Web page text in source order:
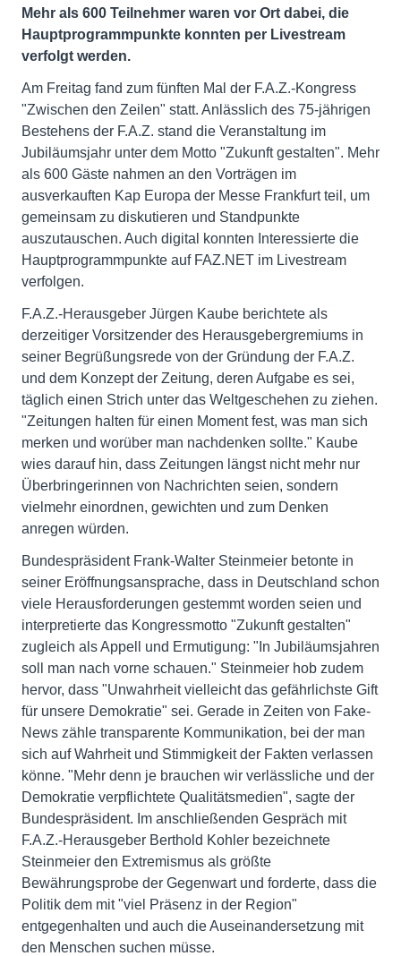
Mehr als 600 Teilnehmer waren vor Ort dabei, die
Hauptprogrammpunkte konnten per Livestream
verfolgt werden.
Am Freitag fand zum fünften Mal der F.A.Z.-Kongress
"Zwischen den Zeilen" statt. Anlässlich des 75-jährigen
Bestehens der F.A.Z. stand die Veranstaltung im
Jubiläumsjahr unter dem Motto "Zukunft gestalten". Mehr
als 600 Gäste nahmen an den Vorträgen im
ausverkauften Kap Europa der Messe Frankfurt teil, um
gemeinsam zu diskutieren und Standpunkte
auszutauschen. Auch digital konnten Interessierte die
Hauptprogrammpunkte auf FAZ.NET im Livestream
verfolgen.
F.A.Z.-Herausgeber Jürgen Kaube berichtete als
derzeitiger Vorsitzender des Herausgebergremiums in
seiner Begrüßungsrede von der Gründung der F.A.Z.
und dem Konzept der Zeitung, deren Aufgabe es sei,
täglich einen Strich unter das Weltgeschehen zu ziehen.
"Zeitungen halten für einen Moment fest, was man sich
merken und worüber man nachdenken sollte." Kaube
wies darauf hin, dass Zeitungen längst nicht mehr nur
Überbringerinnen von Nachrichten seien, sondern
vielmehr einordnen, gewichten und zum Denken
anregen würden.
Bundespräsident Frank-Walter Steinmeier betonte in
seiner Eröffnungsansprache, dass in Deutschland schon
viele Herausforderungen gestemmt worden seien und
interpretierte das Kongressmotto "Zukunft gestalten"
zugleich als Appell und Ermutigung: "In Jubiläumsjahren
soll man nach vorne schauen." Steinmeier hob zudem
hervor, dass "Unwahrheit vielleicht das gefährlichste Gift
für unsere Demokratie" sei. Gerade in Zeiten von Fake-
News zähle transparente Kommunikation, bei der man
sich auf Wahrheit und Stimmigkeit der Fakten verlassen
könne. "Mehr denn je brauchen wir verlässliche und der
Demokratie verpflichtete Qualitätsmedien", sagte der
Bundespräsident. Im anschließenden Gespräch mit
F.A.Z.-Herausgeber Berthold Kohler bezeichnete
Steinmeier den Extremismus als größte
Bewährungsprobe der Gegenwart und forderte, dass die
Politik dem mit "viel Präsenz in der Region"
entgegenhalten und auch die Auseinandersetzung mit
den Menschen suchen müsse.